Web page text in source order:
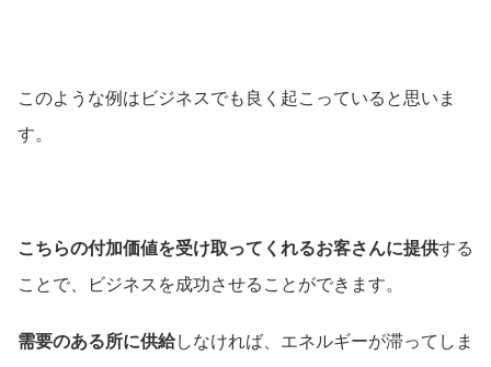
このような例はビジネスでも良く起こっていると思いま
す。
こちらの付加価値を受け取ってくれるお客さんに提供する
ことで、ビジネスを成功させることができます。
需要のある所に供給しなければ、エネルギーが滞ってしま